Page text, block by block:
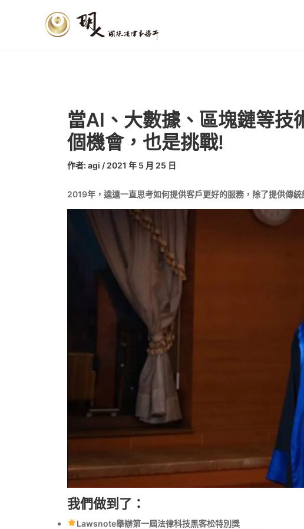
當AI、大數據、區塊鏈等技
個機會，也是挑戰!
作者: agi / 2021 年 5 月 25 日
2019年，逵遠一直思考如何提供客戶更好的服務，除了提供傳
我們做到了：
Lawsnote舉辦第一屆法律科技黑客松特別獎
章
導